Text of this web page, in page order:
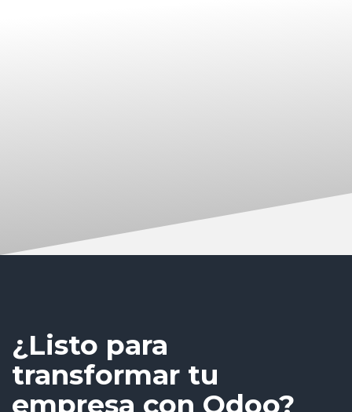
¿Listo para
transformar tu
empresa con Odoo?